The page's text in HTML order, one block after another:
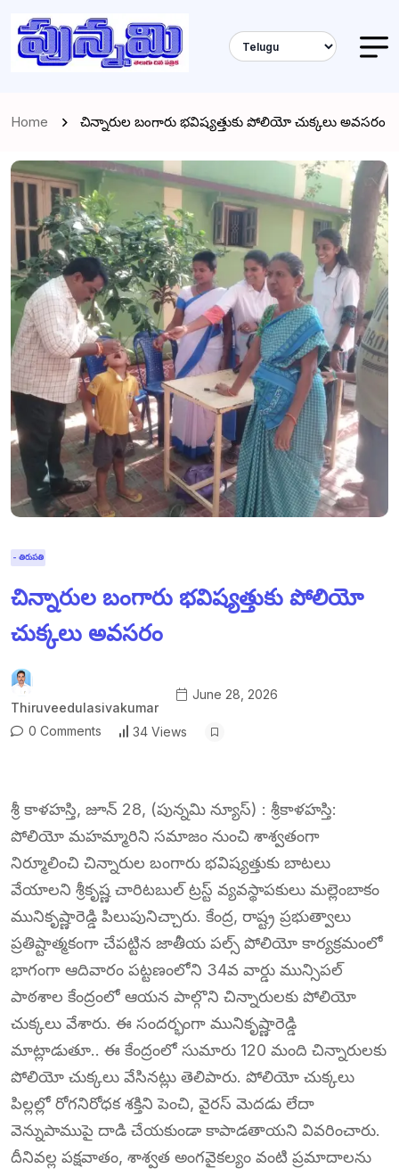
Home చిన్నారుల బంగారు భవిష్యత్తుకు పోలియో చుక్కలు అవసరం
- తిరుపతి
చిన్నారుల బంగారు భవిష్యత్తుకు పోలియో
చుక్కలు అవసరం
Thiruveedulasivakumar
June 28, 2026
0 Comments 34 Views
శ్రీ కాళహస్తి, జూన్ 28, (పున్నమి న్యూస్) : శ్రీకాళహస్తి:
పోలియో మహమ్మారిని సమాజం నుంచి శాశ్వతంగా
నిర్మూలించి చిన్నారుల బంగారు భవిష్యత్తుకు బాటలు
వేయాలని శ్రీకృష్ణ చారిటబుల్ ట్రస్ట్ వ్యవస్థాపకులు మల్లెంబాకం
మునికృష్ణారెడ్డి పిలుపునిచ్చారు. కేంద్ర, రాష్ట్ర ప్రభుత్వాలు
ప్రతిష్టాత్మకంగా చేపట్టిన జాతీయ పల్స్ పోలియో కార్యక్రమంలో
భాగంగా ఆదివారం పట్టణంలోని 34వ వార్డు మున్సిపల్
పాఠశాల కేంద్రంలో ఆయన పాల్గొని చిన్నారులకు పోలియో
చుక్కలు వేశారు. ఈ సందర్భంగా మునికృష్ణారెడ్డి
మాట్లాడుతూ.. ఈ కేంద్రంలో సుమారు 120 మంది చిన్నారులకు
పోలియో చుక్కలు వేసినట్లు తెలిపారు. పోలియో చుక్కలు
పిల్లల్లో రోగనిరోధక శక్తిని పెంచి, వైరస్ మెదడు లేదా
వెన్నుపాముపై దాడి చేయకుండా కాపాడతాయని వివరించారు.
దీనివల్ల పక్షవాతం, శాశ్వత అంగవైకల్యం వంటి ప్రమాదాలను